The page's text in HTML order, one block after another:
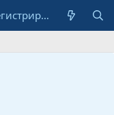
Регистрирай се